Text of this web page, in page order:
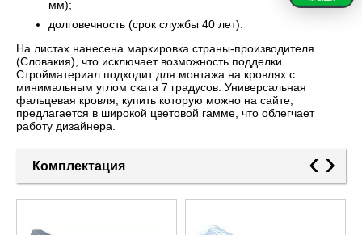
мм);
долговечность (срок службы 40 лет).
На листах нанесена маркировка страны-производителя
(Словакия), что исключает возможность подделки.
Стройматериал подходит для монтажа на кровлях с
минимальным углом ската 7 градусов. Универсальная
фальцевая кровля, купить которую можно на сайте,
предлагается в широкой цветовой гамме, что облегчает
работу дизайнера.
Комплектация ‹ ›